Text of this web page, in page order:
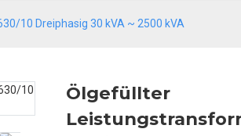
10 Dreiphasig 30 kVA ~ 2500 kVA
Loading...
Loading...
Ölgefüllter